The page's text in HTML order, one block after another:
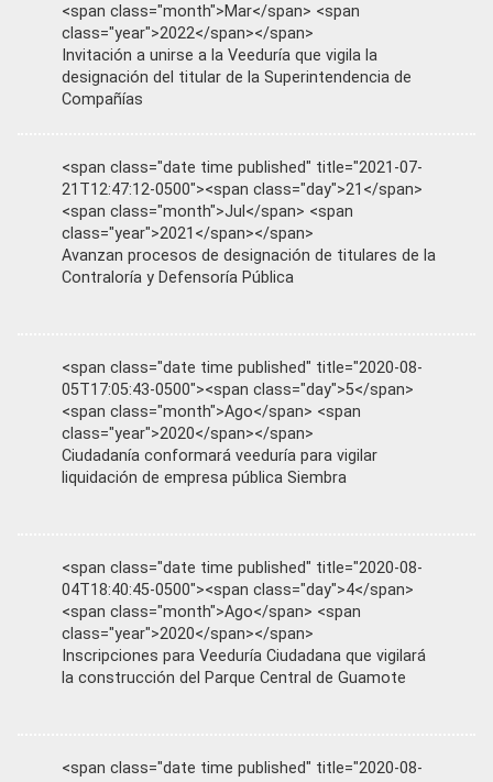
<span class="month">Mar</span> <span
class="year">2022</span></span>
Invitación a unirse a la Veeduría que vigila la
designación del titular de la Superintendencia de
Compañías
<span class="date time published" title="2021-07-
21T12:47:12-0500"><span class="day">21</span>
<span class="month">Jul</span> <span
class="year">2021</span></span>
Avanzan procesos de designación de titulares de la
Contraloría y Defensoría Pública
<span class="date time published" title="2020-08-
05T17:05:43-0500"><span class="day">5</span>
<span class="month">Ago</span> <span
class="year">2020</span></span>
Ciudadanía conformará veeduría para vigilar
liquidación de empresa pública Siembra
<span class="date time published" title="2020-08-
04T18:40:45-0500"><span class="day">4</span>
<span class="month">Ago</span> <span
class="year">2020</span></span>
Inscripciones para Veeduría Ciudadana que vigilará
la construcción del Parque Central de Guamote
<span class="date time published" title="2020-08-